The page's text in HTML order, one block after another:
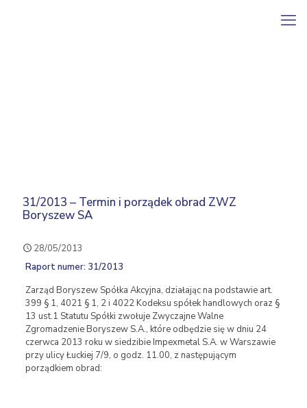
31/2013 – Termin i porządek obrad ZWZ
Boryszew SA
28/05/2013
Raport numer: 31/2013
Zarząd Boryszew Spółka Akcyjna, działając na podstawie art.
399 § 1, 4021 § 1, 2 i 4022 Kodeksu spółek handlowych oraz §
13 ust.1 Statutu Spółki zwołuje Zwyczajne Walne
Zgromadzenie Boryszew S.A., które odbędzie się w dniu 24
czerwca 2013 roku w siedzibie Impexmetal S.A. w Warszawie
przy ulicy Łuckiej 7/9, o godz. 11.00, z następującym
porządkiem obrad: